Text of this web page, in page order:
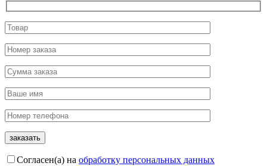
Согласен(а) на обработку персональных данных